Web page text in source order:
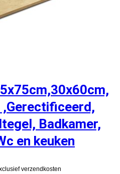
Badkamer,
en keuken
verzendkosten